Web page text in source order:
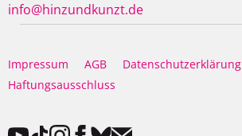
info@hinzundkunzt.de
Impressum AGB
Datenschutzerklärung
Haftungsausschluss